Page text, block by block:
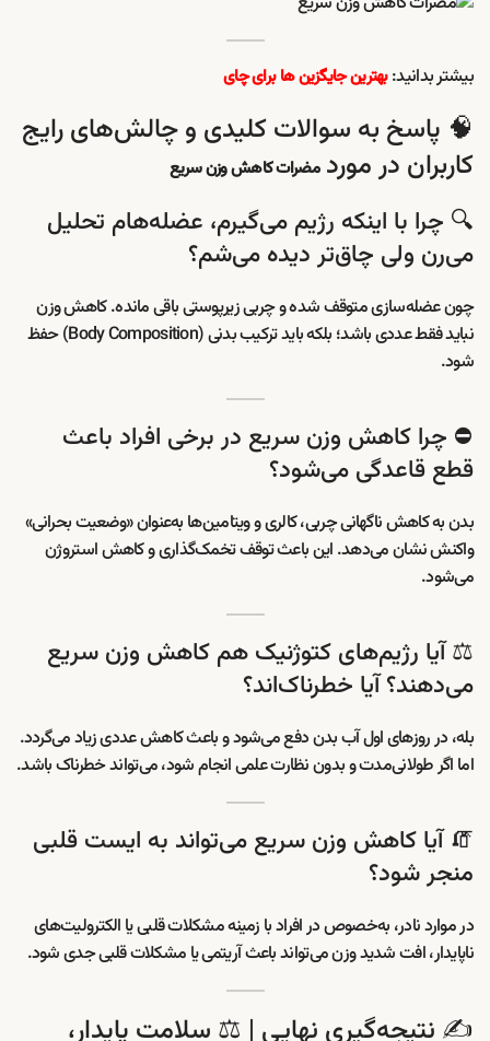
بیشتر بدانید:بهترین جایگزین ها برای چای
🧠 پاسخ به سوالات کلیدی و چالش‌های رایج
کاربران در موردمضرات کاهش وزن سریع
🔍 چرا با اینکه رژیم می‌گیرم، عضله‌هام تحلیل
می‌رن ولی چاق‌تر دیده می‌شم؟
چون عضله‌سازی متوقف شده و چربی زیرپوستی باقی مانده. کاهش وزن
نباید فقط عددی باشد؛ بلکه باید ترکیب بدنی (Body Composition) حفظ
شود.
⛔ چرا کاهش وزن سریع در برخی افراد باعث
قطع قاعدگی می‌شود؟
بدن به کاهش ناگهانی چربی، کالری و ویتامین‌ها به‌عنوان «وضعیت بحرانی»
واکنش نشان می‌دهد. این باعث توقف تخمک‌گذاری و کاهش استروژن
می‌شود.
⚖️ آیا رژیم‌های کتوژنیک هم کاهش وزن سریع
می‌دهند؟ آیا خطرناک‌اند؟
بله، در روزهای اول آب بدن دفع می‌شود و باعث کاهش عددی زیاد می‌گردد.
اما اگر طولانی‌مدت و بدون نظارت علمی انجام شود، می‌تواند خطرناک باشد.
🧯 آیا کاهش وزن سریع می‌تواند به ایست قلبی
منجر شود؟
در موارد نادر، به‌خصوص در افراد با زمینه مشکلات قلبی یا الکترولیت‌های
ناپایدار، افت شدید وزن می‌تواند باعث آریتمی یا مشکلات قلبی جدی شود.
✍️ نتیجه‌گیری نهایی | ⚖️ سلامت پایدار،